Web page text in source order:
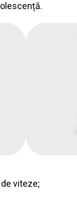
viteze;